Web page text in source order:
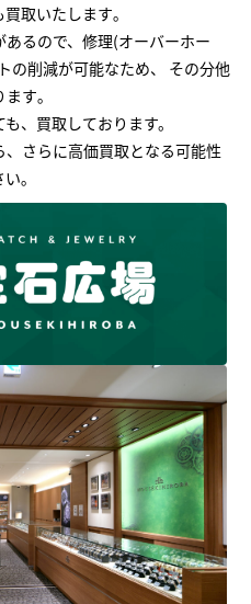
取いたします｡
るので、修理(オーバーホー
の削減が可能なため、 その分他
す｡
、買取しております。
さらに高価買取となる可能性
｡